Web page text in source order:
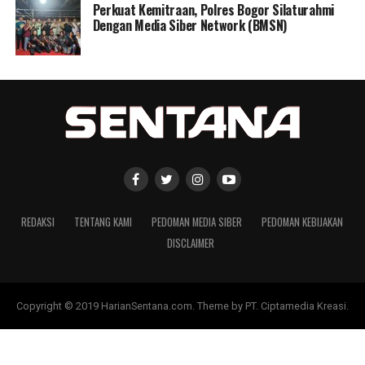
Perkuat Kemitraan, Polres Bogor Silaturahmi
Dengan Media Siber Network (BMSN)
REDAKSI TENTANG KAMI PEDOMAN MEDIA SIBER
PEDOMAN KEBIJAKAN
DISCLAIMER
Copyright © 2019 HarianSentana.com. Theme by PT. Ciptamedia Kreasi.